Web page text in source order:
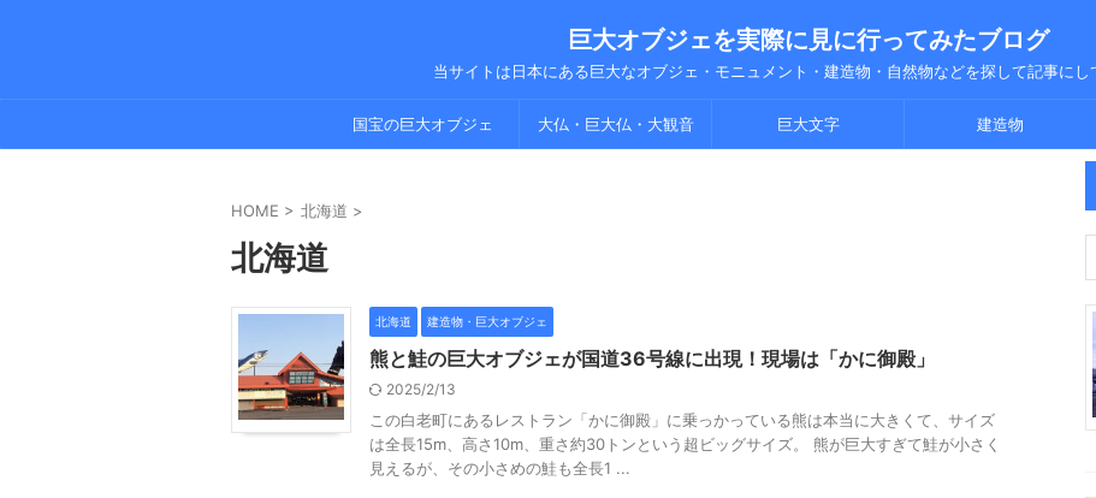
巨大オブジェを実際に見に行ってみたブログ
当サイトは日本にある巨大なオブジェ・モニュメント・建造物・自然物などを探して記事にし
国宝の巨大オブジェ 大仏・巨大仏・大観音 巨大文字 建造物
HOME > 北海道 >
北海道
北海道 建造物・巨大オブジェ
熊と鮭の巨大オブジェが国道36号線に出現！現場は「かに御殿」
2025/2/13
この白老町にあるレストラン「かに御殿」に乗っかっている熊は本当に大きくて、サイズ
は全長15m、高さ10m、重さ約30トンという超ビッグサイズ。 熊が巨大すぎて鮭が小さく
見えるが、その小さめの鮭も全長1 ...